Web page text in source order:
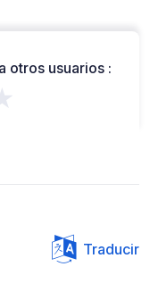
otros usuarios :
Traducir